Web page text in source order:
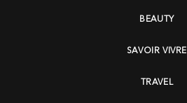
BEAUTY
SAVOIR VIVRE
TRAVEL